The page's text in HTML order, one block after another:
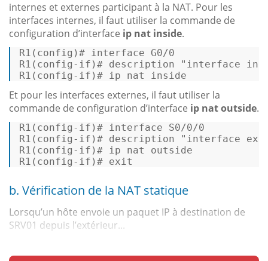
internes et externes participant à la NAT. Pour les
interfaces internes, il faut utiliser la commande de
configuration d’interface ip nat inside.
R1 (config)# interface G0/0
R1 (config- if )# description
"interface
R1 (config- if )# ip nat inside
Et pour les interfaces externes, il faut utiliser la
commande de configuration d’interface ip nat outside.
R1( config - if )# interface S0/0/0
R1( config - if )# description
"interface
R1( config - if )# ip nat outside
R1( config - if )# exit
b. Vérification de la NAT statique
Lorsqu’un hôte envoie un paquet IP à destination de
SRV01 depuis l’extérieur...